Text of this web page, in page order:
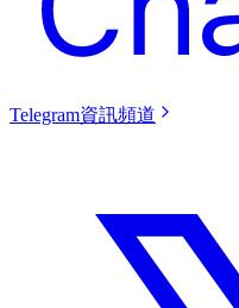
Telegram資訊頻道